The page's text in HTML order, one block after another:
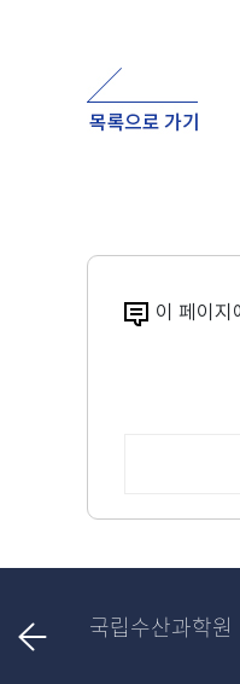
이 페이지
이
국립수산과학원